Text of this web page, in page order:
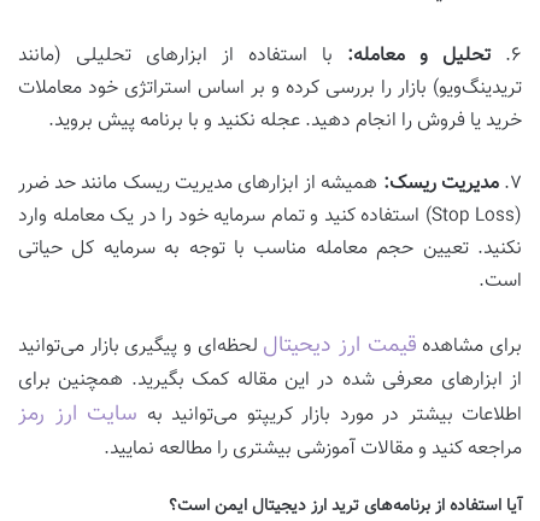
۶. تحلیل و معامله: با استفاده از ابزارهای تحلیلی (مانند
تریدینگ‌ویو) بازار را بررسی کرده و بر اساس استراتژی خود معاملات
خرید یا فروش را انجام دهید. عجله نکنید و با برنامه پیش بروید.
۷. مدیریت ریسک: همیشه از ابزارهای مدیریت ریسک مانند حد ضرر
(Stop Loss) استفاده کنید و تمام سرمایه خود را در یک معامله وارد
نکنید. تعیین حجم معامله مناسب با توجه به سرمایه کل حیاتی
است.
برای مشاهده قیمت ارز دیحیتال لحظه‌ای و پیگیری بازار می‌توانید
از ابزارهای معرفی شده در این مقاله کمک بگیرید. همچنین برای
اطلاعات بیشتر در مورد بازار کریپتو می‌توانید به سایت ارز رمز
مراجعه کنید و مقالات آموزشی بیشتری را مطالعه نمایید.
آیا استفاده از برنامه‌های ترید ارز دیجیتال ایمن است؟